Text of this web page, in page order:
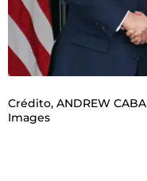
Crédito, ANDREW
Images